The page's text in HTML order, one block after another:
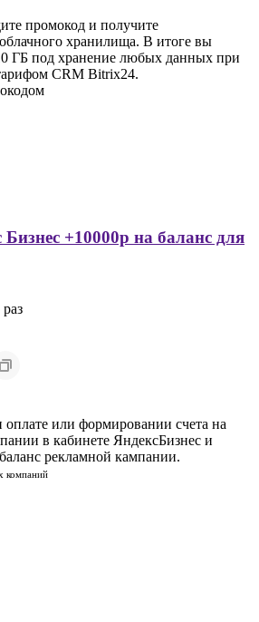
промокод и получите
хранилища. В итоге вы
ГБ под хранение любых данных при
CRM Bitrix24.
+10000р на баланс для
раз
или формировании счета на
в кабинете ЯндексБизнес и
рекламной кампании.
компаний